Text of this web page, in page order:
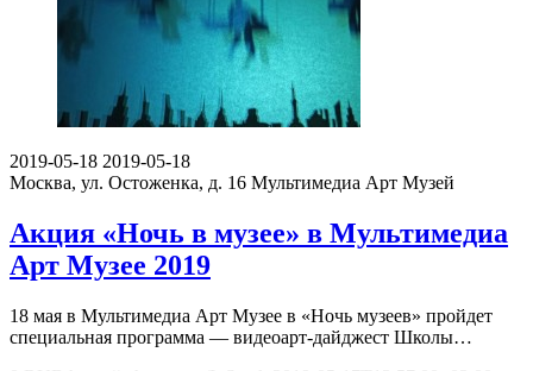
2019-05-18 2019-05-18
Москва, ул. Остоженка, д. 16 Мультимедиа Арт Музей
Акция «Ночь в музее» в Мультимедиа
Арт Музее 2019
18 мая в Мультимедиа Арт Музее в «Ночь музеев» пройдет
специальная программа — видеоарт-дайджест Школы…